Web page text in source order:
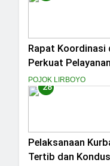
Rapat Koordinasi
Perkuat
Lirboyo
POJOK LIRBOYO
28
Pelaksanaan
Tertib dan